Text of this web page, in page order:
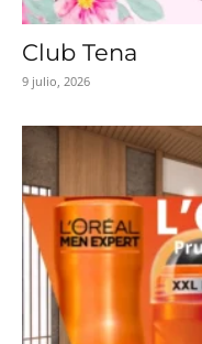
Club Tena
9 julio, 2026